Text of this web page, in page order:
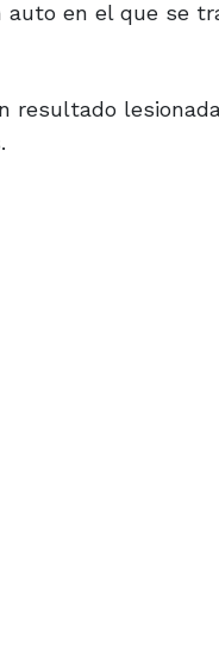
en el que se
resultado